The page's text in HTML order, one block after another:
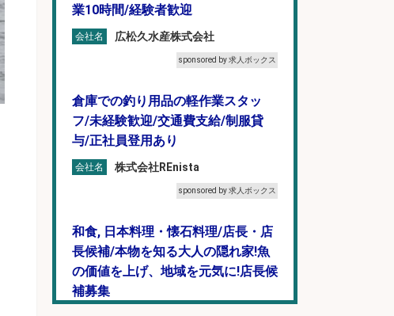
業10時間/経験者歓迎
会社名 広松久水産株式会社
sponsored by 求人ボックス
倉庫での釣り用品の軽作業スタッ
フ/未経験歓迎/交通費支給/制服貸
与/正社員登用あり
会社名 株式会社REnista
sponsored by 求人ボックス
和食, 日本料理・懐石料理/店長・店
長候補/本物を知る大人の隠れ家!魚
の価値を上げ、地域を元気に!店長候
補募集